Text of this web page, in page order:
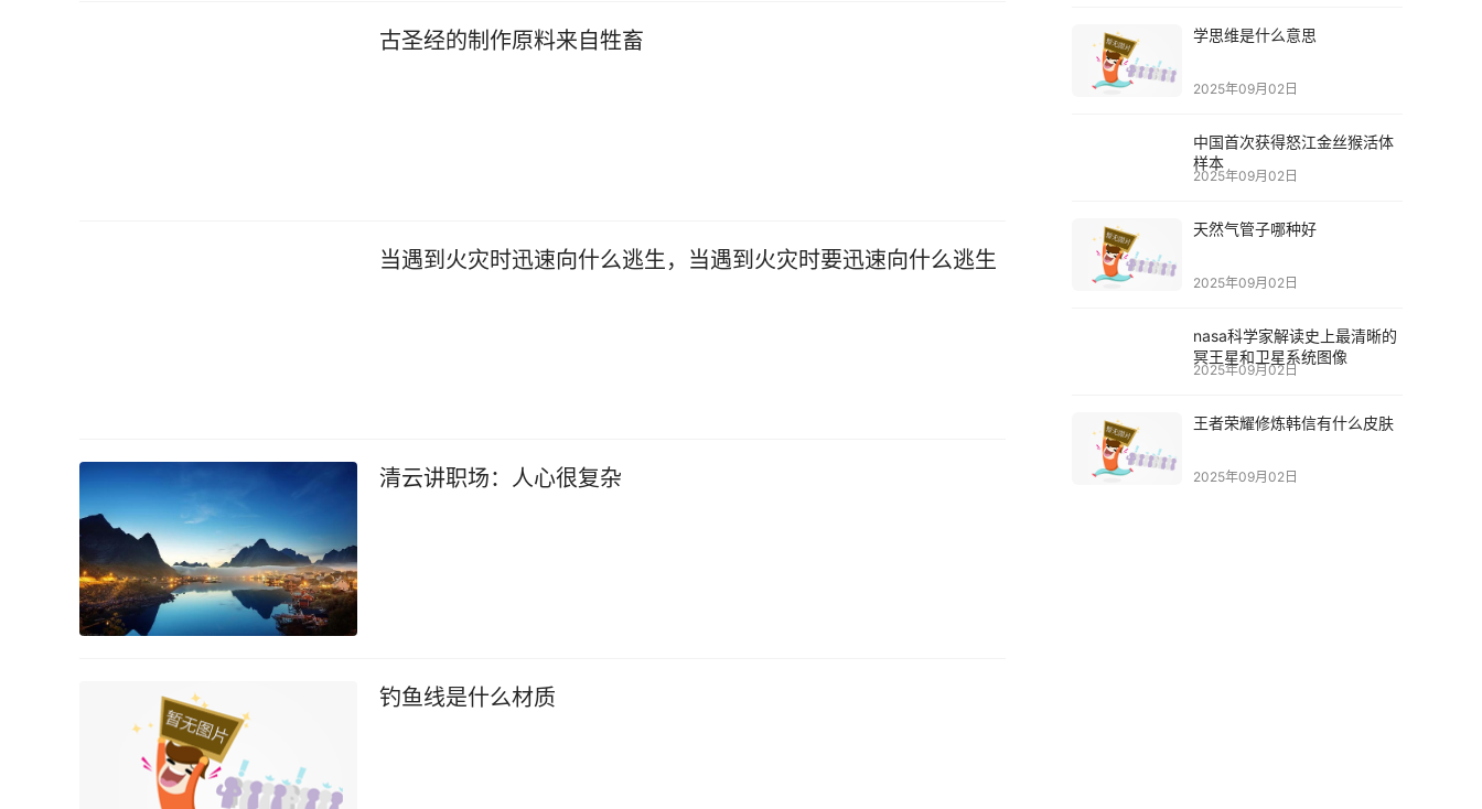
古圣经的制作原料来自牲畜
当遇到火灾时迅速向什么逃生，当遇到火灾时要迅速向什么逃生
清云讲职场：人心很复杂
钓鱼线是什么材质
学思维是什么意思
2025年09月02日
中国首次获得怒江金丝猴活体
样本
2025年09月02日
天然气管子哪种好
2025年09月02日
nasa科学家解读史上最清晰的
冥王星和卫星系统图像
2025年09月02日
王者荣耀修炼韩信有什么皮肤
2025年09月02日